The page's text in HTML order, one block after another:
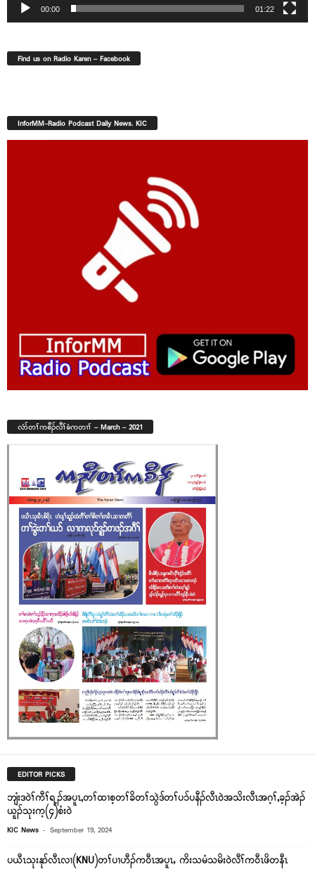
00:00 01:22
Find us on Radio Karen – Facebook
InforMM-Radio Podcast Daily News. KIC
လံာ်တၢ်ကစီၣ်လီၢ်ခံကတၢၢ် – March – 2021
EDITOR PICKS
ဘျံးဒဝဲၢ်ကီၢ်ရ့ၣ်အပူၤ,တၢ်ထၢစ့တၢ်ခိတၢ်သွဲဒ်တၢ်ပၥ်ပနီၣ်လီၤဝဲအသိးလီၤအဂ့ၢ်,ခ့ၣ်အဲၣ်
ယူၣ်သုးက့(၄)စံးဝဲ
KIC News - September 19, 2024
ပယီၤသုးနုာ်လီၤလၢ(KNU)တၢ်ပၢဟီၣ်က၀ီၤအပူၤႇ ကိးသမံသမိး၀ဲလီၢ်က၀ီၤဖိတနီၤ